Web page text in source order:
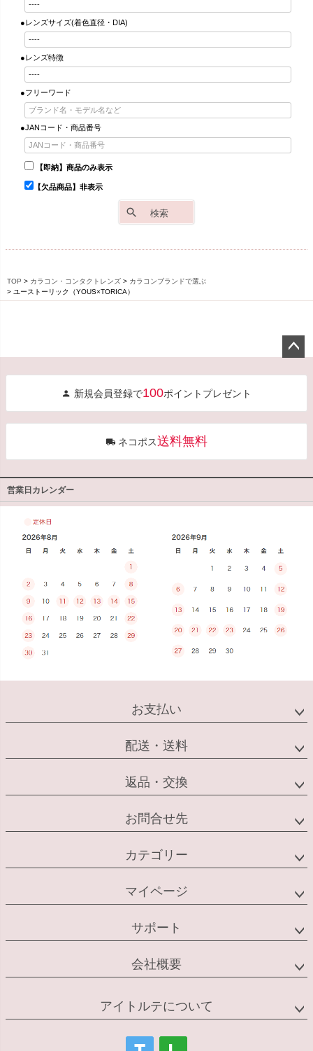
●レンズサイズ(着色直径・DIA)
●レンズ特徴
●フリーワード
●JANコード・商品番号
【即納】商品のみ表示
【欠品商品】非表示
検索
TOP カラコン・コンタクトレンズ
カラコンブランドで選ぶ
ユーストーリック（YOUS×TORICA）
へ
新規会員登録で100ポイントプレゼント
ネコポス送料無料
営業日カレンダー
お支払い
配送・送料
返品・交換
お問合せ先
カテゴリー
マイページ
サポート
会社概要
アイトルテについて